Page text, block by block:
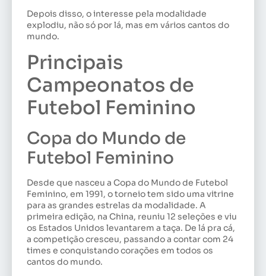
Depois disso, o interesse pela modalidade
explodiu, não só por lá, mas em vários cantos do
mundo.
Principais
Campeonatos de
Futebol Feminino
Copa do Mundo de
Futebol Feminino
Desde que nasceu a Copa do Mundo de Futebol
Feminino, em 1991, o torneio tem sido uma vitrine
para as grandes estrelas da modalidade. A
primeira edição, na China, reuniu 12 seleções e viu
os Estados Unidos levantarem a taça. De lá pra cá,
a competição cresceu, passando a contar com 24
times e conquistando corações em todos os
cantos do mundo.